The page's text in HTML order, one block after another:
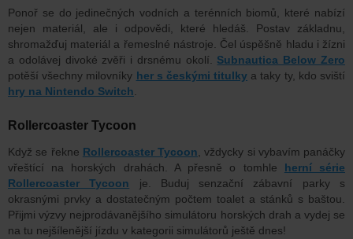
Ponoř se do jedinečných vodních a terénních biomů, které nabízí
nejen materiál, ale i odpovědi, které hledáš. Postav základnu,
shromažďuj materiál a řemeslné nástroje. Čel úspěšně hladu i žízni
a odolávej divoké zvěři i drsnému okolí. Subnautica Below Zero
potěší všechny milovníky her s českými titulky a taky ty, kdo sviští
hry na Nintendo Switch
Rollercoaster Tycoon
Když se řekne Rollercoaster Tycoon, vždycky si vybavím panáčky
vřeštící na horských drahách. A přesně o tomhle herní série
Rollercoaster Tycoon je. Buduj senzační zábavní parky s
okrasnými prvky a dostatečným počtem toalet a stánků s baštou.
Přijmi výzvy nejprodávanějšího simulátoru horských drah a vydej se
na tu nejšílenější jízdu v kategorii simulátorů ještě dnes!